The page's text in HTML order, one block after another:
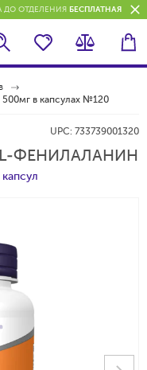
ДО ОТДЕЛЕНИЯ БЕСПЛАТНАЯ
в капсулах №120
UPC: 733739001320
/ L-ФЕНИЛАЛАНИН